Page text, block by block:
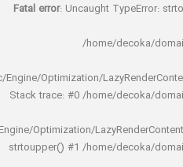
Fatal error : Uncaught
/home/
rocket/inc/Engine/Optimization/
Stack trace: #0 /home/
rocket/inc/Engine/Optimization/
strtoupper() #1 /home/